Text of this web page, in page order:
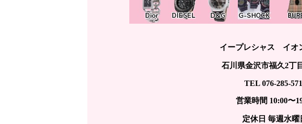
イープレシャス イオ
石川県金沢市福久2丁
TEL 076-285-
営業時間 10:00〜
定休日 毎週水曜